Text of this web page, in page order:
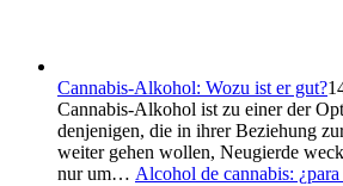
Cannabis-Alkohol: Wozu ist er gut?
Cannabis-Alkohol ist zu einer der
denjenigen, die in ihrer Beziehung
weiter gehen wollen, Neugierde
nur um… Alcohol de cannabis: